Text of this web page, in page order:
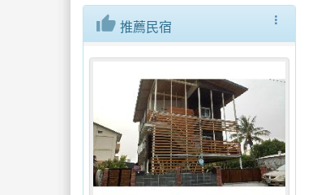
more_vert
thumb_up 推薦民宿